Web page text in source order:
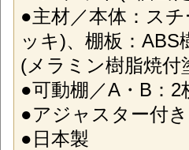
●主材／本体：ス
ッキ)、棚板：
(メラミン樹脂焼
●可動棚／A・B：2
●アジャスター付き
●日本製